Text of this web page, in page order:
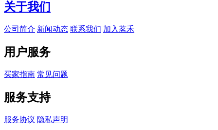
关于我们
公司简介 新闻动态 联系我们 加入茗禾
用户服务
买家指南 常见问题
服务支持
服务协议 隐私声明